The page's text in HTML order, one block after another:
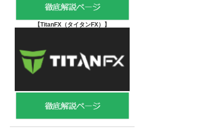
【TitanFX（タイタンFX） 】